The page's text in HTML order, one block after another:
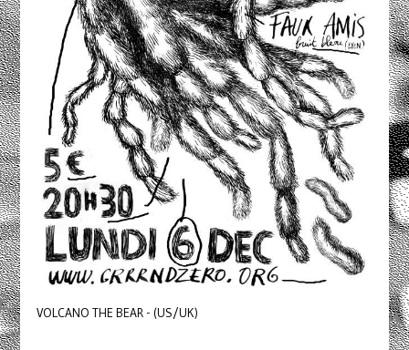
VOLCANO THE BEAR - (US/UK)